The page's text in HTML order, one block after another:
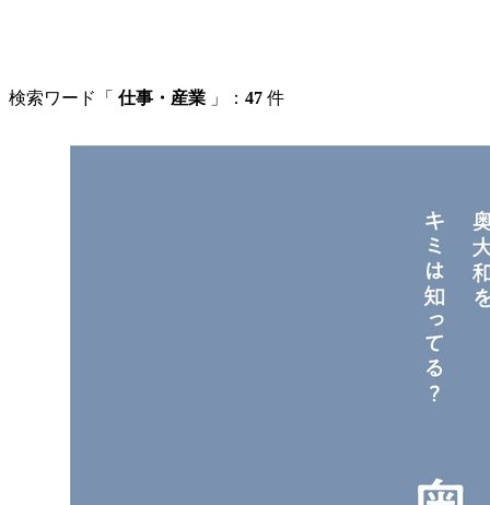
検索ワード「 仕事・産業 」： 47 件